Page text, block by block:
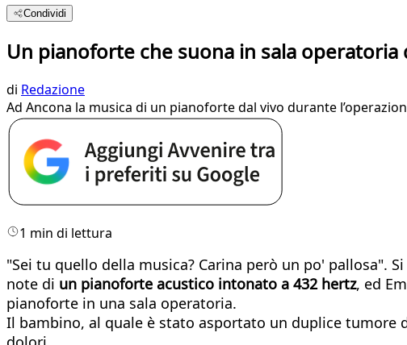
Condividi
Un pianoforte che suona in sala
di Redazione
Ad Ancona la musica di un pianoforte dal vivo durante
1 min di lettura
"Sei tu quello della musica? Carina però un po' pallosa".
note di un pianoforte acustico intonato a 432 hertz, ed
pianoforte in una sala operatoria.
Il bambino, al quale è stato asportato un duplice